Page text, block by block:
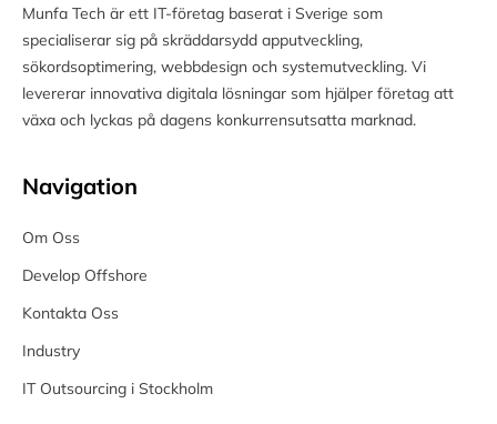
Munfa Tech är ett IT-företag baserat i Sverige som
specialiserar sig på skräddarsydd apputveckling,
sökordsoptimering, webbdesign och systemutveckling. Vi
levererar innovativa digitala lösningar som hjälper företag att
växa och lyckas på dagens konkurrensutsatta marknad.
Navigation
Om Oss
Develop Offshore
Kontakta Oss
Industry
IT Outsourcing i Stockholm